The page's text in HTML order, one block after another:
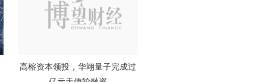
高榕资本领投，华翊量子完成过